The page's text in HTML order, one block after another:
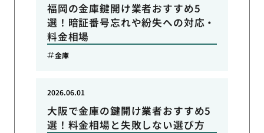
福岡の金庫鍵開け業者おすすめ5
選！暗証番号忘れや紛失への対応・
料金相場
金庫
大阪で金庫の鍵開け業者おすすめ5
選！料金相場と失敗しない選び方
2026.06.01